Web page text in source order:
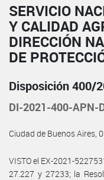
SERVICIO
Y CALIDAD
DIRECCIÓN
DE
Disposición 400/
DI-2021-400-APN-
Ciudad de Buenos Aires,
VISTO el EX-2021-
27.227 y 27233; la